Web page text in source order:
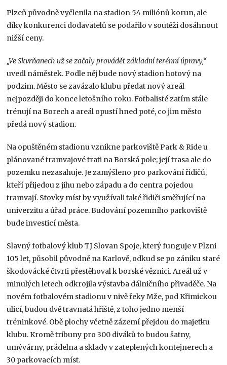
Plzeň původně vyčlenila na stadion 54 miliónů korun, ale
díky konkurenci dodavatelů se podařilo v soutěži dosáhnout
nižší ceny.
„Ve Skvrňanech už se začaly provádět základní terénní úpravy,“
uvedl náměstek. Podle něj bude nový stadion hotový na
podzim. Město se zavázalo klubu předat nový areál
nejpozději do konce letošního roku. Fotbalisté zatím stále
trénují na Borech a areál opustí hned poté, co jim město
předá nový stadion.
Na opuštěném stadionu vznikne parkoviště Park & Ride u
plánované tramvajové trati na Borská pole; její trasa ale do
pozemku nezasahuje. Je zamýšleno pro parkování řidičů,
kteří přijedou z jihu nebo západu a do centra pojedou
tramvají. Stovky míst by využívali také řidiči směřující na
univerzitu a úřad práce. Budování pozemního parkoviště
bude investicí města.
Slavný fotbalový klub TJ Slovan Spoje, který funguje v Plzni
105 let, působil původně na Karlově, odkud se po zániku staré
škodovácké čtvrti přestěhoval k borské věznici. Areál už v
minulých letech odkrojila výstavba dálničního přivaděče. Na
novém fotbalovém stadionu v nivě řeky Mže, pod Křimickou
ulicí, budou dvě travnatá hřiště, z toho jedno menší
tréninkové. Obě plochy včetně zázemí přejdou do majetku
klubu. Kromě tribuny pro 300 diváků to budou šatny,
umývárny, prádelna a sklady v zateplených kontejnerech a
30 parkovacích míst.